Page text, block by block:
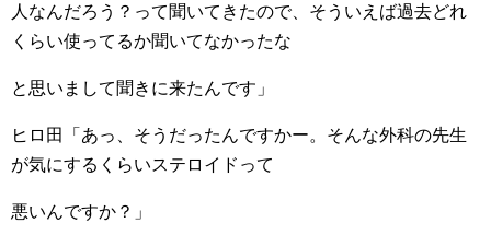
人なんだろう？って聞いてきたので、そういえば過去どれ
くらい使ってるか聞いてなかったな
と思いまして聞きに来たんです」
ヒロ田「あっ、そうだったんですかー。そんな外科の先生
が気にするくらいステロイドって
悪いんですか？」